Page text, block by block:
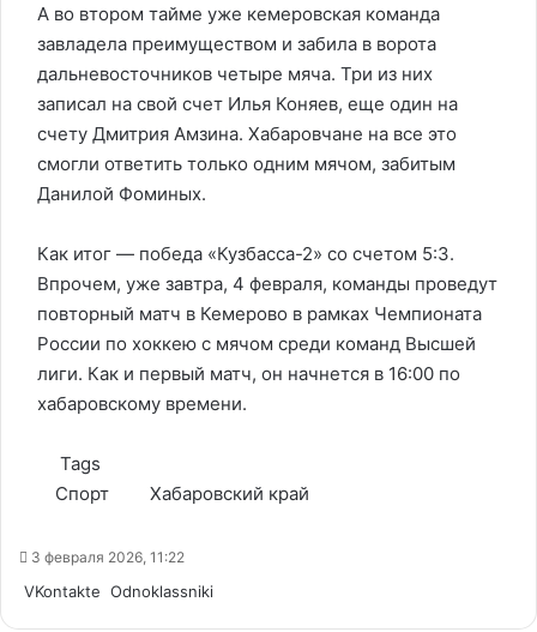
А во втором тайме уже кемеровская команда
завладела преимуществом и забила в ворота
дальневосточников четыре мяча. Три из них
записал на свой счет Илья Коняев, еще один на
счету Дмитрия Амзина. Хабаровчане на все это
смогли ответить только одним мячом, забитым
Данилой Фоминых.
Как итог — победа «Кузбасса-2» со счетом 5:3.
Впрочем, уже завтра, 4 февраля, команды проведут
повторный матч в Кемерово в рамках Чемпионата
России по хоккею с мячом среди команд Высшей
лиги. Как и первый матч, он начнется в 16:00 по
хабаровскому времени.
Tags
Спорт
Хабаровский край
3 февраля 2026, 11:22
VKontakte Odnoklassniki